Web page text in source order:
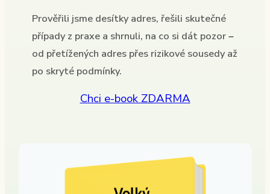
Prověřili jsme desítky adres, řešili skutečné
případy z praxe a shrnuli, na co si dát pozor –
od přetížených adres přes rizikové sousedy až
po skryté podmínky.
Chci e-book ZDARMA